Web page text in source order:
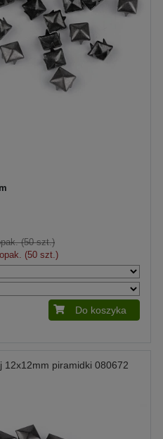
(50 szt.)
(50 szt.)
Do koszyka
12x12mm piramidki 080672